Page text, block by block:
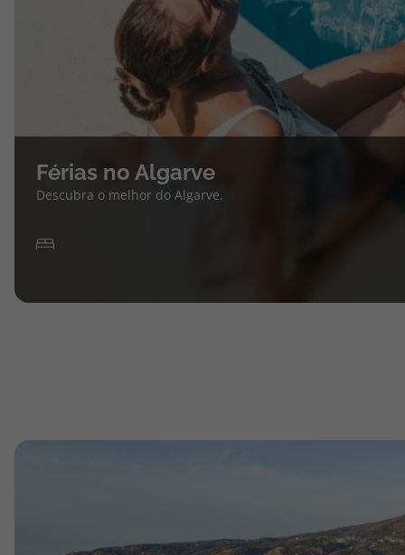
Férias no Algarve
Descubra o melhor do Algarve.